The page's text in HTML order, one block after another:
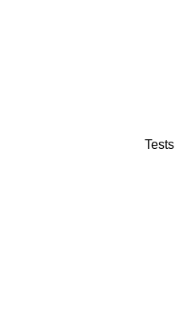
Tests